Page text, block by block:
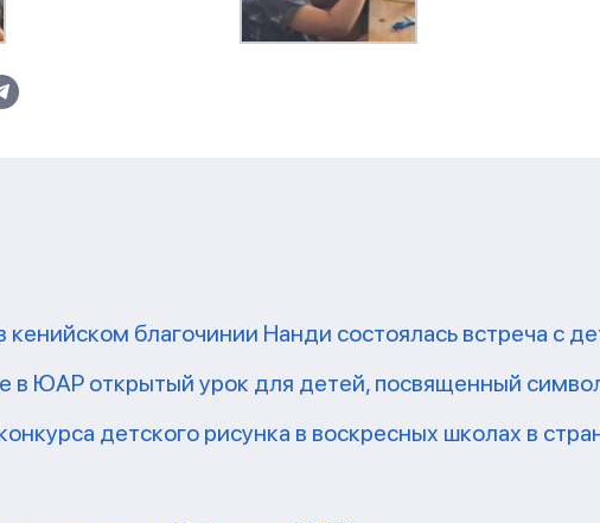
благочинии Нанди состоялась встреча с
в ЮАР открытый урок для детей, посвященный
детского рисунка в воскресных школах в